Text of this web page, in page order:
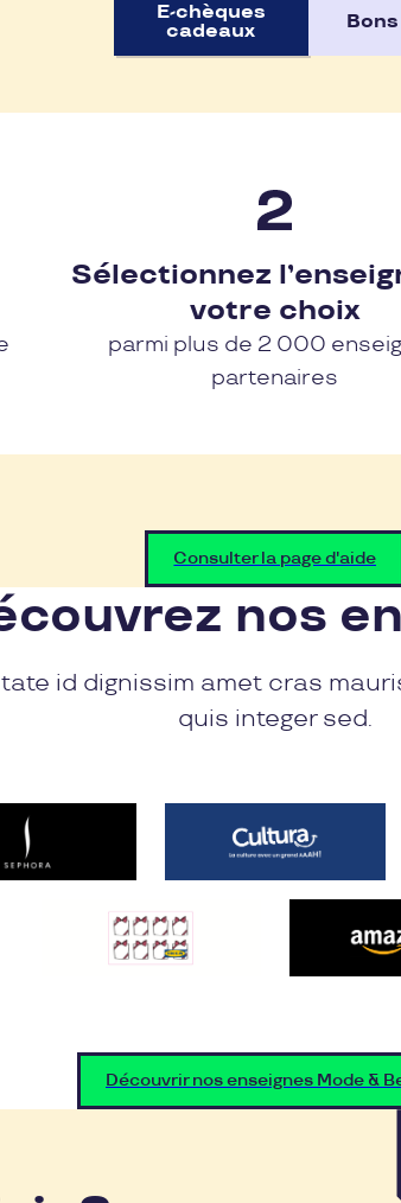
E-chèques
cadeaux
Sélectionnez
votre choix
parmi plus de 2 000
partenaires
Consulter la page d'aide
nos
id dignissim amet cras
quis integer sed.
Découvrir nos enseignes Mode &